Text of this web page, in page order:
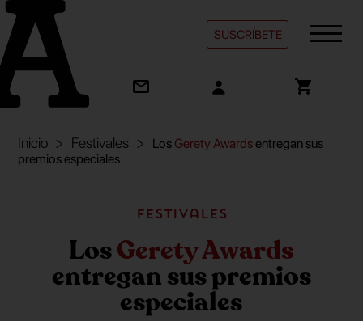
SUSCRÍBETE
Inicio Festivales Los Gerety Awards entregan sus
premios especiales
Festivales
LosGerety Awards
entregan sus premios
especiales